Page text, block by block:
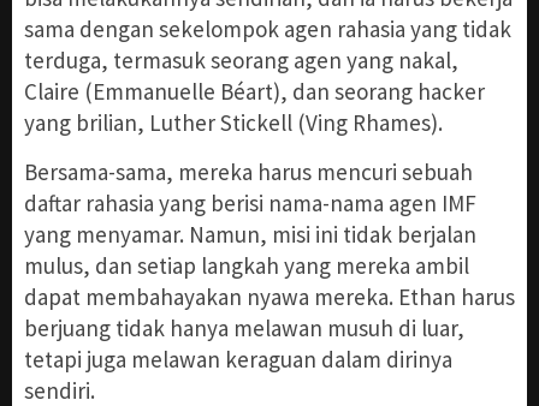
sama dengan sekelompok agen rahasia yang tidak
terduga, termasuk seorang agen yang nakal,
Claire (Emmanuelle Béart), dan seorang hacker
yang brilian, Luther Stickell (Ving Rhames).
Bersama-sama, mereka harus mencuri sebuah
daftar rahasia yang berisi nama-nama agen IMF
yang menyamar. Namun, misi ini tidak berjalan
mulus, dan setiap langkah yang mereka ambil
dapat membahayakan nyawa mereka. Ethan harus
berjuang tidak hanya melawan musuh di luar,
tetapi juga melawan keraguan dalam dirinya
sendiri.